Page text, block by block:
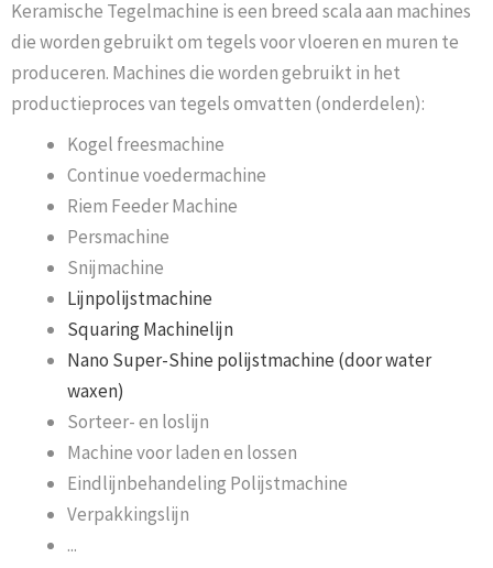
Keramische Tegelmachine is een breed scala aan machines
die worden gebruikt om tegels voor vloeren en muren te
produceren. Machines die worden gebruikt in het
productieproces van tegels omvatten (onderdelen):
Kogel freesmachine
Continue voedermachine
Riem Feeder Machine
Persmachine
Snijmachine
Lijnpolijstmachine
Squaring Machinelijn
Nano Super-Shine polijstmachine (door water
waxen)
Sorteer- en loslijn
Machine voor laden en lossen
Eindlijnbehandeling Polijstmachine
Verpakkingslijn
...